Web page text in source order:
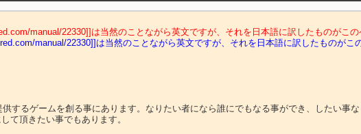
manual/22330]]は当然のことながら英文ですが、それを日本語に訳したものがこの
manual/22330]]は当然のことながら英文ですが、それを日本語に訳したものがこ